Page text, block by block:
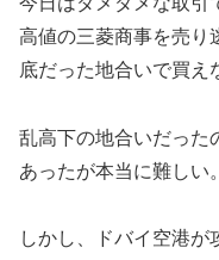
高値の三菱商事を売り
底だった地合いで買え
乱高下の地合いだった
あったが本当に難しい。
しかし、ドバイ空港が